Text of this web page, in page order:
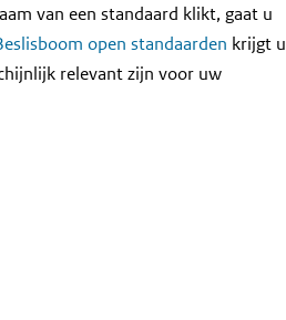
van een standaard klikt, gaat u
open standaarden krijgt u
relevant zijn voor uw